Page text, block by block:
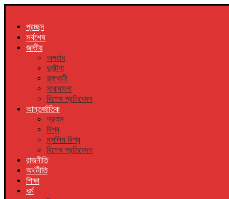
প্রচ্ছদ
সর্বশেষ
জাতীয়
অপরাধ
দুর্ঘটনা
রাজধানী
সারাবাংলা
বিশেষ প্রতিবেদন
আন্তর্জাতিক
প্রবাস
বিশ্ব
মুসলিম বিশ্ব
বিশেষ প্রতিবেদন
রাজনীতি
অর্থনীতি
শিক্ষা
ধর্ম